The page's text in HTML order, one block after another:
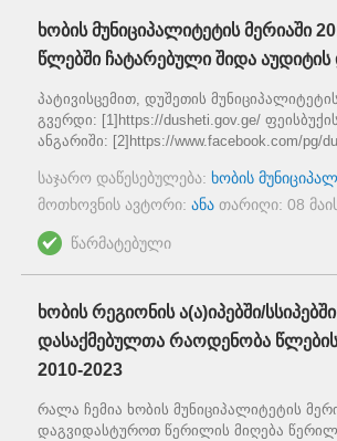
ხობის მუნიციპალიტეტის მერიაში
წლებში ჩატარებული შიდა აუდიტის
პატივისცემით, დუშეთის
გვერდი: [1]https://dusheti.gov.ge/ ფეისბუქის
ანგარიში: [2]https://www.facebook.com/pg/
საჯარო დაწესებულება: ხობის
მოთხოვნის ავტორი: ანა თარიღი: 08
წარმატებული
ხობის რეგიონის ა(ა)იპებში/სსიპებში
დასაქმებულთა რაოდენობა
2010-2023
რალა ჩემია ხობის მუნიციპალიტეტის
დაგვიდასტუროთ წერილის მიღება